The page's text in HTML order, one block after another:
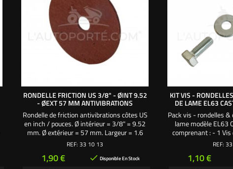
RONDELLE FRICTION US 3/8" - ØINT 9.52
- ØEXT 57 MM ANTIVIBRATIONS
Rondelle de friction antivibrations côtes US
en inch / pouces. Ø intérieur = 3/8" = 9.52
mm. Ø extérieur = 57 mm. Largeur = 1.6
mm.
REF: 33 10 13
Prix
1,90 €  Disponible En Stock
KIT VIS -
DE LAME EL63
Pack vis - rondelles &
lame modèle EL63
comprenant : - 1
RondellesREF:
Prix
1,10 €